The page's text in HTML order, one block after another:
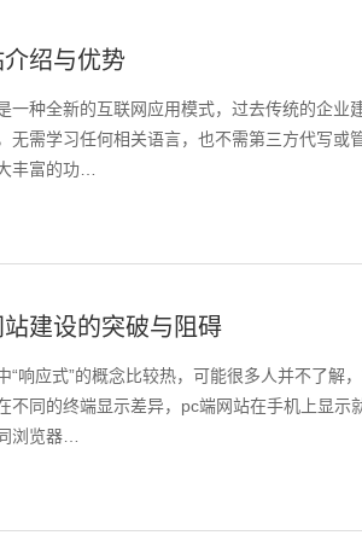
绍与优势
一种全新的互联网应用模式，过去传统的企业
无需学习任何相关语言，也不需第三方代写或
丰富的功…
建设的突破与阻碍
“响应式”的概念比较热，可能很多人并不了解
不同的终端显示差异，pc端网站在手机上显示
浏览器…